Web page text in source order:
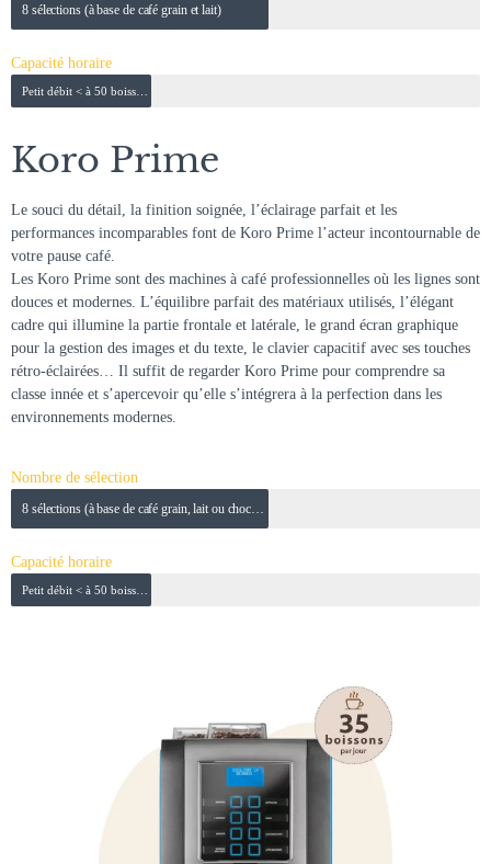
8 sélections (à base de café grain et lait)
Capacité horaire
Koro Prime
Le souci du détail, la finition soignée, l’éclairage parfait et les
performances incomparables font de Koro Prime l’acteur incontournable de
votre pause café.
Les Koro Prime sont des machines à café professionnelles où les lignes sont
douces et modernes. L’équilibre parfait des matériaux utilisés, l’élégant
cadre qui illumine la partie frontale et latérale, le grand écran graphique
pour la gestion des images et du texte, le clavier capacitif avec ses touches
rétro-éclairées… Il suffit de regarder Koro Prime pour comprendre sa
classe innée et s’apercevoir qu’elle s’intégrera à la perfection dans les
environnements modernes.
Nombre de sélection
8 sélections (à base de café grain, lait ou chocolat)
Capacité horaire